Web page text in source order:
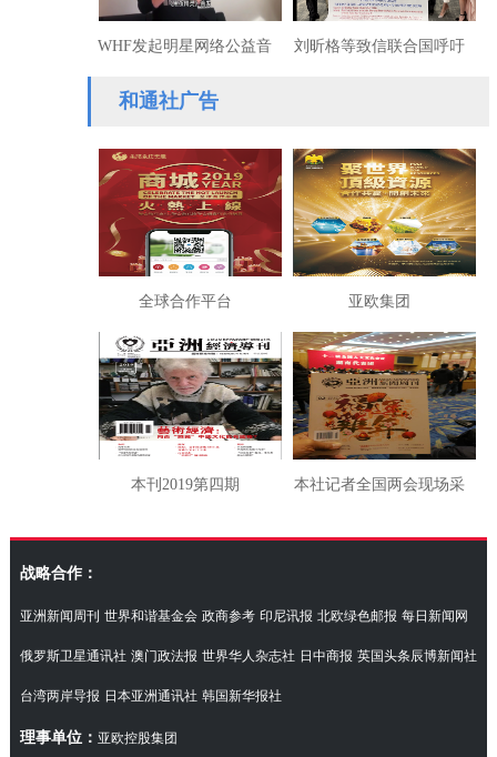
WHF发起明星网络公益音
乐会推“黑夜精灵”抗疫环
保歌
刘昕格等致信联合国呼吁
倾倒
和通社广告
全球合作平台 亚欧集团
本刊2019第四期 本社记者全国两会现场采
访湖南代表团
战略合作：
亚洲新闻周刊 世界和谐基金会 政商参考 印尼讯报 北欧绿色邮报 每日新闻网
俄罗斯卫星通讯社 澳门政法报 世界华人杂志社 日中商报 英国头条辰博新闻社
台湾两岸导报 日本亚洲通讯社 韩国新华报社
理事单位： 亚欧控股集团